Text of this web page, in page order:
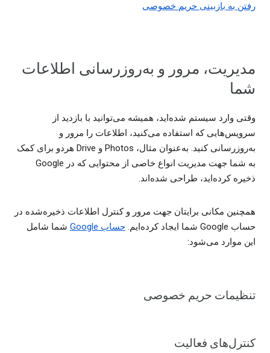
رفتن به بازبینی حریم خصوصی
مدیریت، مرور و به‌روزرسانی اطلاعات
شما
وقتی وارد سیستم شده‌اید، همیشه می‌توانید با بازدید از
سرویس‌هایی که استفاده می‌کنید، اطلاعات را مرور و
به‌روزرسانی کنید. به‌عنوان مثال، Photos و Drive هردو برای کمک
به شما جهت مدیریت انواع خاصی از محتوایی که در Google
ذخیره کرده‌اید، طراحی شده‌اند.
همچنین مکانی برایتان جهت مرور و کنترل اطلاعات ذخیره‌شده در
حساب Google شما ایجاد کرده‌ایم.
حساب Google
شما شامل
این موارد می‌شود:
تنظیمات حریم خصوصی
کنترل‌های فعالیت